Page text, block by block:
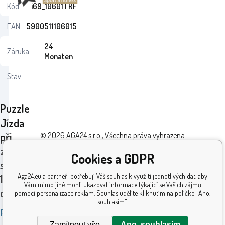
Puzzle
Jízda
při
západu
slunce
1000
dílků
Puzzle
Kód:
i69_10601TRF
EAN: 5900511106015
Záruka:
24
Monaten
Stav:
© 2026 AGA24 s.r.o., Všechna práva vyhrazena
Cookies a GDPR
Aga24.eu a partneři potřebují Váš souhlas k využití jednotlivých dat, aby
Vám mimo jiné mohli ukazovat informace týkající se Vašich zájmů
pomocí personalizace reklam. Souhlas udělíte kliknutím na políčko "Ano,
souhlasím".